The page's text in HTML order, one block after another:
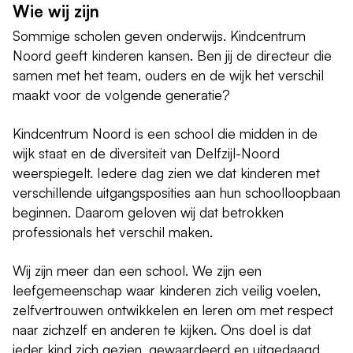
Wie wij zijn
Sommige scholen geven onderwijs. Kindcentrum
Noord geeft kinderen kansen. Ben jij de directeur die
samen met het team, ouders en de wijk het verschil
maakt voor de volgende generatie?
Kindcentrum Noord is een school die midden in de
wijk staat en de diversiteit van Delfzijl-Noord
weerspiegelt. Iedere dag zien we dat kinderen met
verschillende uitgangsposities aan hun schoolloopbaan
beginnen. Daarom geloven wij dat betrokken
professionals het verschil maken.
Wij zijn meer dan een school. We zijn een
leefgemeenschap waar kinderen zich veilig voelen,
zelfvertrouwen ontwikkelen en leren om met respect
naar zichzelf en anderen te kijken. Ons doel is dat
ieder kind zich gezien, gewaardeerd en uitgedaagd